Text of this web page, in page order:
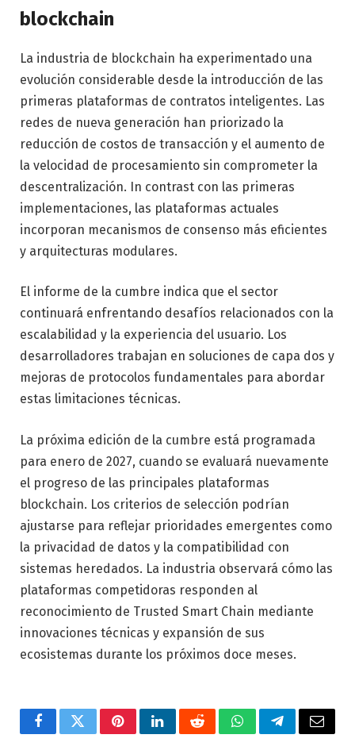
blockchain
La industria de blockchain ha experimentado una
evolución considerable desde la introducción de las
primeras plataformas de contratos inteligentes. Las
redes de nueva generación han priorizado la
reducción de costos de transacción y el aumento de
la velocidad de procesamiento sin comprometer la
descentralización. In contrast con las primeras
implementaciones, las plataformas actuales
incorporan mecanismos de consenso más eficientes
y arquitecturas modulares.
El informe de la cumbre indica que el sector
continuará enfrentando desafíos relacionados con la
escalabilidad y la experiencia del usuario. Los
desarrolladores trabajan en soluciones de capa dos y
mejoras de protocolos fundamentales para abordar
estas limitaciones técnicas.
La próxima edición de la cumbre está programada
para enero de 2027, cuando se evaluará nuevamente
el progreso de las principales plataformas
blockchain. Los criterios de selección podrían
ajustarse para reflejar prioridades emergentes como
la privacidad de datos y la compatibilidad con
sistemas heredados. La industria observará cómo las
plataformas competidoras responden al
reconocimiento de Trusted Smart Chain mediante
innovaciones técnicas y expansión de sus
ecosistemas durante los próximos doce meses.
FacebookTwitterPinterestLinkedInRedditWhatsAppTelegramEmail